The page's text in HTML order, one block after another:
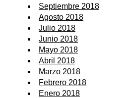
Septiembre 2018
Agosto 2018
Julio 2018
Junio 2018
Mayo 2018
Abril 2018
Marzo 2018
Febrero 2018
Enero 2018